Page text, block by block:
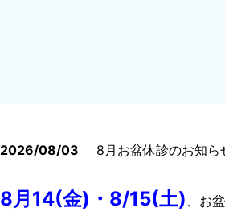
2026/08/03 8月お盆休診のお知ら
8月14(金)・8/15(土)
、お